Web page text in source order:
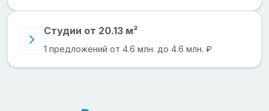
Студии от 20.13 м²
1 предложений от 4.6 млн. до 4.6 млн. ₽